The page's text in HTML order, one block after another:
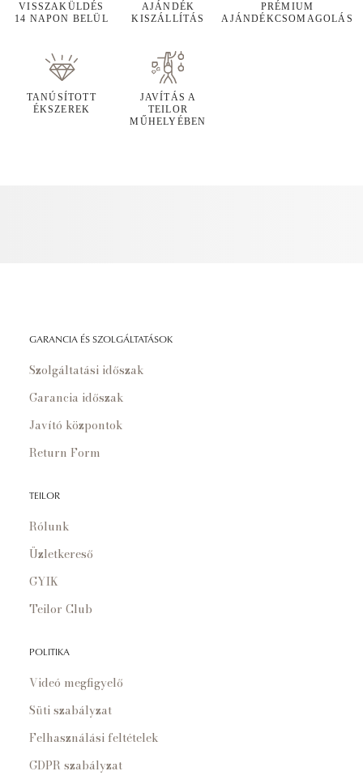
VISSZAKÜLDÉS
14 NAPON BELÜL
AJÁNDÉK
KISZÁLLÍTÁS
PRÉMIUM
AJÁNDÉKCSOMAGOLÁS
TANÚSÍTOTT
ÉKSZEREK
JAVÍTÁS A
TEILOR
MŰHELYÉBEN
GARANCIA ÉS SZOLGÁLTATÁSOK
Szolgáltatási időszak
Garancia időszak
Javító központok
Return Form
TEILOR
Rólunk
Üzletkereső
GYIK
Teilor Club
POLITIKA
Videó megfigyelő
Süti szabályzat
Felhasználási feltételek
GDPR szabályzat